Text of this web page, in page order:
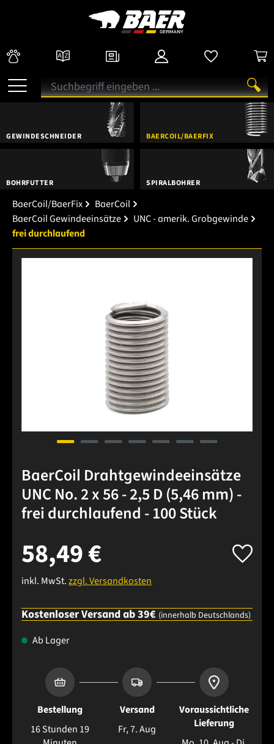
GEWINDESCHNEIDER BAERCOIL/BAERFIX
BOHRFUTTER SPIRALBOHRER
BaerCoil/BaerFix
BaerCoil
BaerCoil Gewindeeinsätze
UNC - amerik. Grobgewinde
frei durchlaufend
BaerCoil Drahtgewindeeinsätze
UNC No. 2 x 56 - 2,5 D (5,46 mm) -
frei durchlaufend - 100 Stück
58,49 €
inkl. MwSt.zzgl. Versandkosten
Kostenloser Versand ab 39€ (innerhalb Deutschlands)
Ab Lager
Bestellung
16 Stunden 19
Versand
Fr, 7. Aug
Voraussichtliche
Lieferung